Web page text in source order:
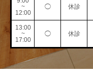
~
12:00
◯ 休診
13:00
~
17:00
◯ 休診